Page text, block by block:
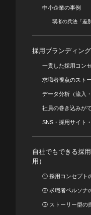
中小企業の事例
弱者の兵法「差
採用ブランディン
一貫した採用コン
求職者視点のスト
データ分析（流入
社員の巻き込みが
SNS・採用サイト
自社でもできる採
用）
① 採用コンセプト
② 求職者ペルソナ
③ ストーリー型の